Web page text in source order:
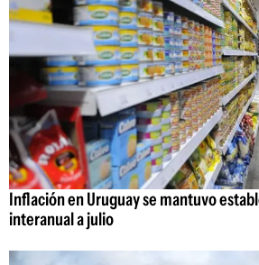
Inflación en Uruguay se mantuvo
interanual a julio